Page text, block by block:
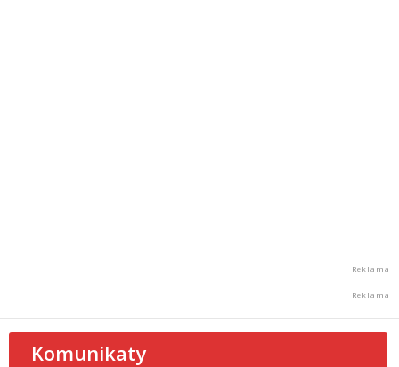
Komunikaty